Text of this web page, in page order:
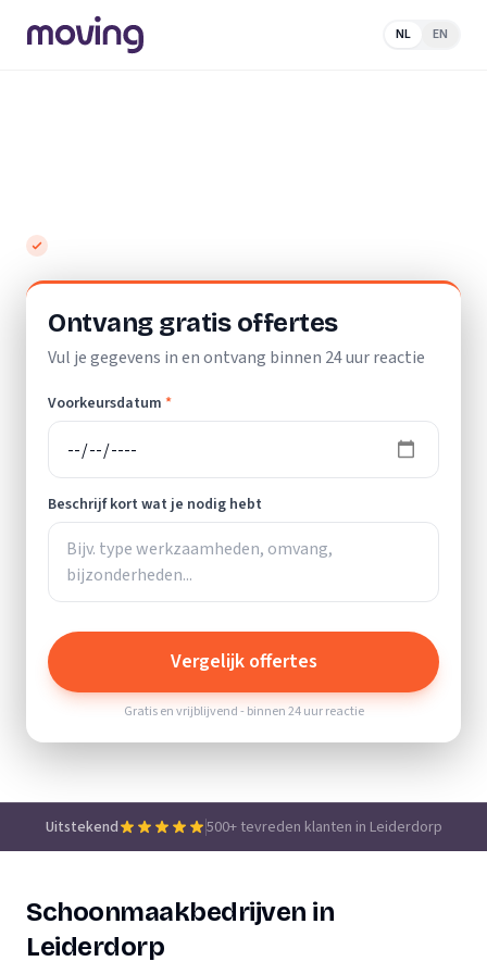
NL EN
Ontvang gratis offertes
Vul je gegevens in en ontvang binnen 24 uur reactie
Voorkeursdatum *
Beschrijf kort wat je nodig hebt
Vergelijk offertes
Gratis en vrijblijvend - binnen 24 uur reactie
Uitstekend 500+ tevreden klanten in Leiderdorp
Schoonmaakbedrijven in
Leiderdorp